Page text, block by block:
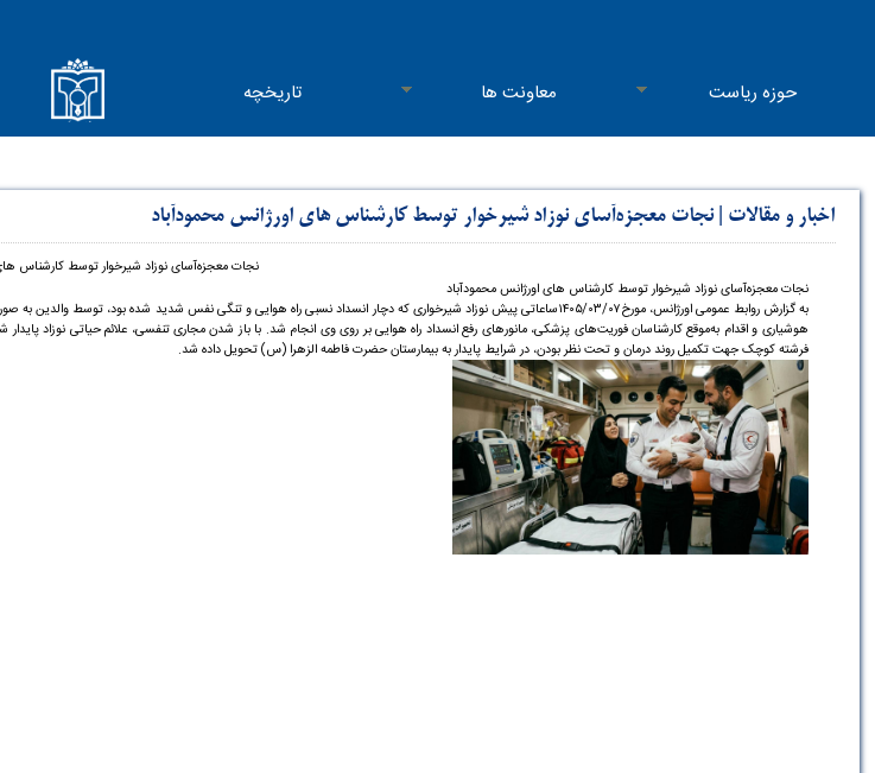
حوزه ریاست معاونت ها تاریخچه
اخبار و مقالات |نجات معجزه‌آسای نوزاد شیرخوار توسط کارشناس های اورژانس محمودآباد
نجات معجزه‌آسای نوزاد شیرخوار توسط کارشناس
نجات معجزه‌آسای نوزاد شیرخوار توسط کارشناس های اورژانس محمودآباد
به گزارش روابط عمومی اورژانس، مورخ۱۴۰۵/۰۳/۰۷ساعاتی پیش نوزاد شیرخواری که دچار انسداد نسبی راه هوایی و تنگی نفس شدید
هوشیاری و اقدام به‌موقع کارشناسان فوریت‌های پزشکی، مانورهای رفع انسداد راه هوایی بر روی وی انجام شد. با باز شدن مجاری تنفسی، علائم حیاتی
فرشته کوچک جهت تکمیل روند درمان و تحت نظر بودن، در شرایط پایدار به بیمارستان حضرت فاطمه الزهرا (س) تحویل داده شد.